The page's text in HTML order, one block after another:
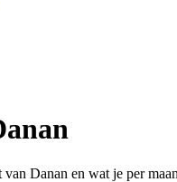
Danan en wat je per